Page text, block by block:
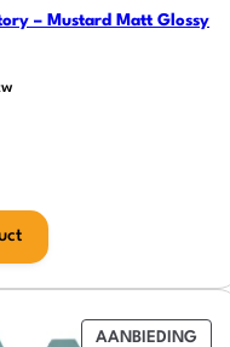
– Mustard Matt Glossy
AANBIEDING